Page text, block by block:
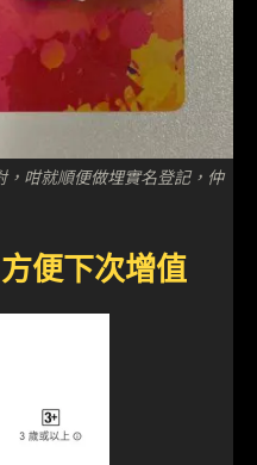
咁就順便做埋實名登記，仲
便下次增值